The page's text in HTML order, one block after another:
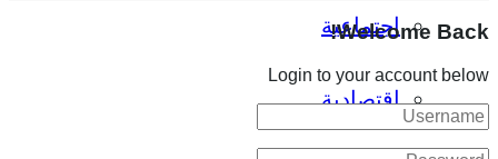
اجتماعية
اقتصادية
Welcome Back!
Login to your account below